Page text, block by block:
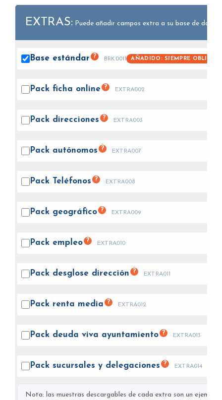
EXTRAS: Puede añadir campos extra a su base de datos.
Base estándar ? BRK0011 AÑADIDO: SIEMPRE
Pack ficha online ? EXTRA002
Pack direcciones ? EXTRA003
Pack autónomos ? EXTRA007
Pack Teléfonos ? EXTRA008
Pack geográfico ? EXTRA009
Pack empleo ? EXTRA010
Pack desglose dirección ? EXTRA011
Pack renta media ? EXTRA012
Pack deuda viva ayuntamiento ? EXTRA013
Pack sucursales y delegaciones ? EXTRA014
Nota: las muestras descargables de cada extra son un